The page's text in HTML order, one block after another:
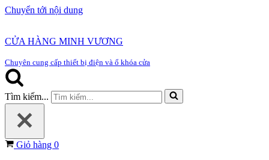
Chuyển tới nội dung
CỬA HÀNG MINH VƯƠNG
Chuyên cung cấp thiết bị điện và ổ khóa cửa
Tìm kiếm...
Giỏ hàng 0